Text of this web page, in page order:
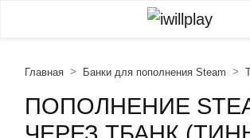
Главная Банки для пополнения Steam
ПОПОЛНЕНИЕ